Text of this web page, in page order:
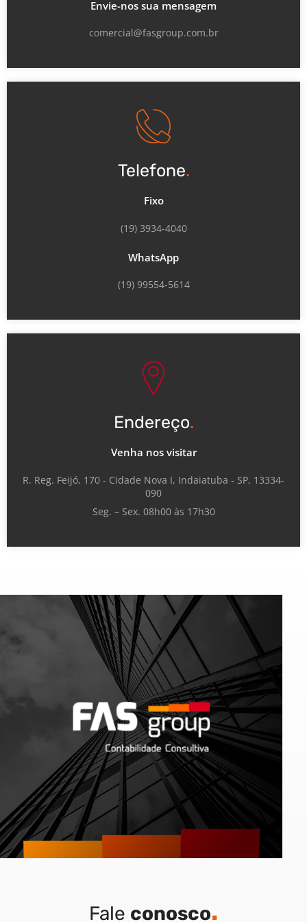
Envie-nos sua mensagem
comercial@fasgroup.com.br
Telefone.
Fixo
(19) 3934-4040
WhatsApp
(19) 99554-5614
Endereço.
Venha nos visitar
R. Reg. Feijó, 170 - Cidade Nova I, Indaiatuba - SP, 13334-
090
Seg. – Sex. 08h00 às 17h30
Fale conosco.